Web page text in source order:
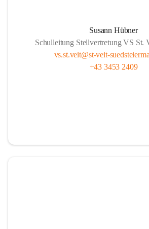
Susann Hübner
Schulleitung Stellvertretung VS St.
vs.st.veit@st-veit-
+43 3453 2409